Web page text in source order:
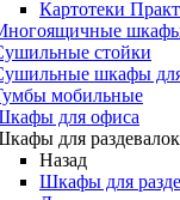
Картотеки
стойки
шкафы
мобильные
для офиса
для раздевалок
Назад
Шкафы для